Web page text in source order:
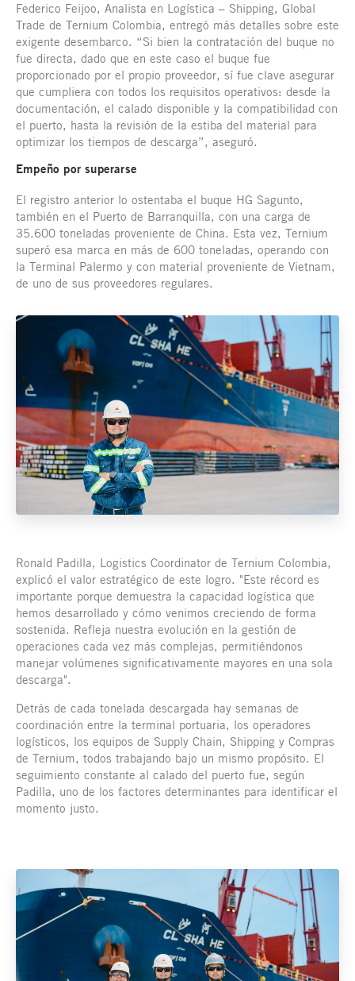
Federico Feijoo, Analista en Logística – Shipping, Global
Trade de Ternium Colombia, entregó más detalles sobre este
exigente desembarco. “Si bien la contratación del buque no
fue directa, dado que en este caso el buque fue
proporcionado por el propio proveedor, sí fue clave asegurar
que cumpliera con todos los requisitos operativos: desde la
documentación, el calado disponible y la compatibilidad con
el puerto, hasta la revisión de la estiba del material para
optimizar los tiempos de descarga”, aseguró.
Empeño por superarse
El registro anterior lo ostentaba el buque HG Sagunto,
también en el Puerto de Barranquilla, con una carga de
35.600 toneladas proveniente de China. Esta vez, Ternium
superó esa marca en más de 600 toneladas, operando con
la Terminal Palermo y con material proveniente de Vietnam,
de uno de sus proveedores regulares.
Ronald Padilla, Logistics Coordinator de Ternium Colombia,
explicó el valor estratégico de este logro. "Este récord es
importante porque demuestra la capacidad logística que
hemos desarrollado y cómo venimos creciendo de forma
sostenida. Refleja nuestra evolución en la gestión de
operaciones cada vez más complejas, permitiéndonos
manejar volúmenes significativamente mayores en una sola
descarga".
Detrás de cada tonelada descargada hay semanas de
coordinación entre la terminal portuaria, los operadores
logísticos, los equipos de Supply Chain, Shipping y Compras
de Ternium, todos trabajando bajo un mismo propósito. El
seguimiento constante al calado del puerto fue, según
Padilla, uno de los factores determinantes para identificar el
momento justo.